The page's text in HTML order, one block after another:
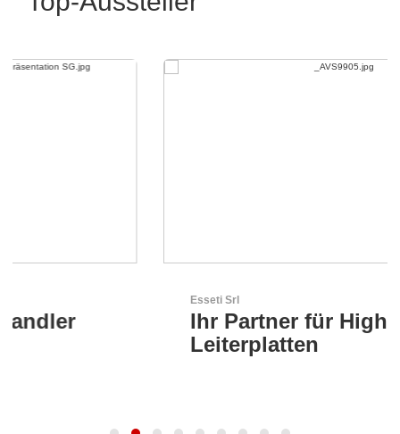
Ihr Partner für High-Tech-